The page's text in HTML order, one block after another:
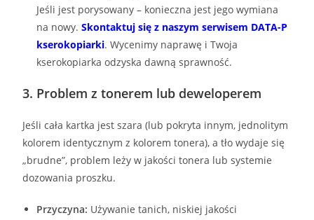
Jeśli jest porysowany – konieczna jest jego wymiana
na nowy. Skontaktuj się z naszym serwisem DATA-P
kserokopiarki. Wycenimy naprawę i Twoja
kserokopiarka odzyska dawną sprawność.
3. Problem z tonerem lub deweloperem
Jeśli cała kartka jest szara (lub pokryta innym, jednolitym
kolorem identycznym z kolorem tonera), a tło wydaje się
„brudne”, problem leży w jakości tonera lub systemie
dozowania proszku.
Przyczyna: Używanie tanich, niskiej jakości